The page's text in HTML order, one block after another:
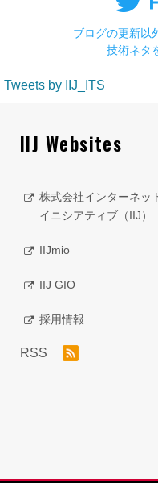
ブログの更新以
技術ネタ
Tweets by IIJ_ITS
IIJ Websites
株式会社インターネッ
イニシアティブ（IIJ）
IIJmio
IIJ GIO
採用情報
RSS